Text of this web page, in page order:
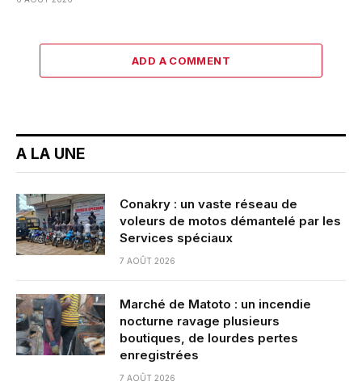
ADD A COMMENT
A LA UNE
Conakry : un vaste réseau de
voleurs de motos démantelé par les
Services spéciaux
7 AOÛT 2026
Marché de Matoto : un incendie
nocturne ravage plusieurs
boutiques, de lourdes pertes
enregistrées
7 AOÛT 2026